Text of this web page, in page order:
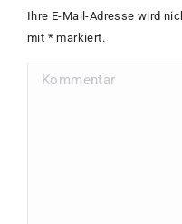
Ihre E-Mail-Adresse wird
mit * markiert.
Kommentar